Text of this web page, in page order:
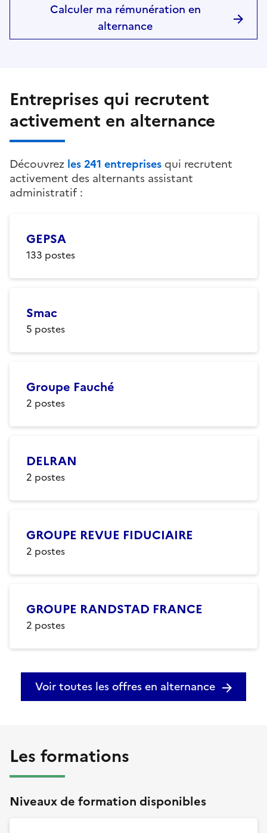
Calculer ma rémunération en
alternance
Entreprises qui recrutent
activement en alternance
Découvrez les 241 entreprises qui recrutent
activement des alternants assistant
administratif:
GEPSA
133 postes
Smac
5 postes
Groupe Fauché
2 postes
DELRAN
2 postes
GROUPE REVUE FIDUCIAIRE
2 postes
GROUPE RANDSTAD FRANCE
2 postes
Voir toutes les offres en alternance
Les formations
Niveaux de formation disponibles